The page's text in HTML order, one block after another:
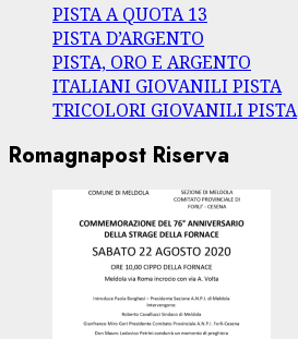
PISTA A QUOTA 13
PISTA D’ARGENTO
PISTA, ORO E ARGENTO
ITALIANI GIOVANILI PISTA
TRICOLORI GIOVANILI PISTA
Romagnapost Riserva